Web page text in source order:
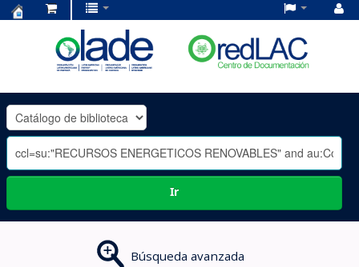
OLADE
-
Ir
Búsqueda avanzada